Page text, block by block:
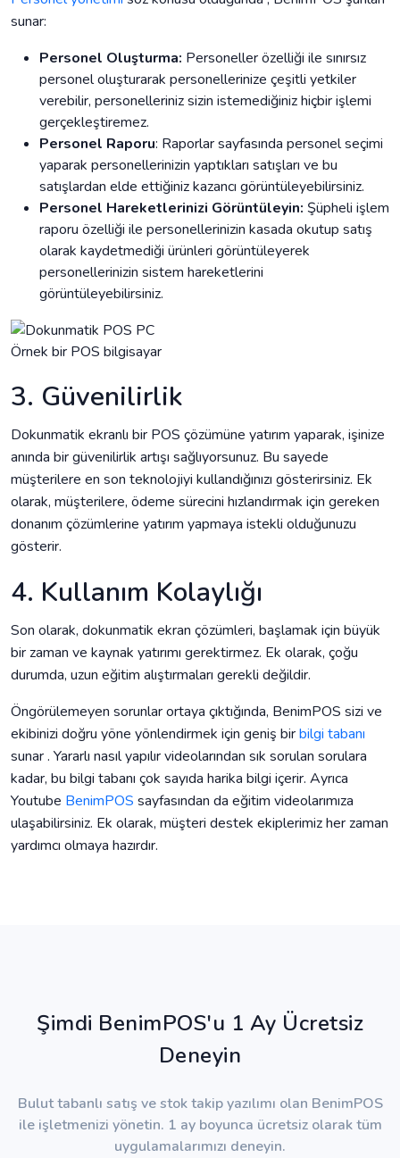
sunar:
Personel Oluşturma: Personeller özelliği ile sınırsız
personel oluşturarak personellerinize çeşitli yetkiler
verebilir, personelleriniz sizin istemediğiniz hiçbir işlemi
gerçekleştiremez.
Personel Raporu: Raporlar sayfasında personel seçimi
yaparak personellerinizin yaptıkları satışları ve bu
satışlardan elde ettiğiniz kazancı görüntüleyebilirsiniz.
Personel Hareketlerinizi Görüntüleyin: Şüpheli işlem
raporu özelliği ile personellerinizin kasada okutup satış
olarak kaydetmediği ürünleri görüntüleyerek
personellerinizin sistem hareketlerini
görüntüleyebilirsiniz.
Örnek bir POS bilgisayar
3. Güvenilirlik
Dokunmatik ekranlı bir POS çözümüne yatırım yaparak, işinize
anında bir güvenilirlik artışı sağlıyorsunuz. Bu sayede
müşterilere en son teknolojiyi kullandığınızı gösterirsiniz. Ek
olarak, müşterilere, ödeme sürecini hızlandırmak için gereken
donanım çözümlerine yatırım yapmaya istekli olduğunuzu
gösterir.
4. Kullanım Kolaylığı
Son olarak, dokunmatik ekran çözümleri, başlamak için büyük
bir zaman ve kaynak yatırımı gerektirmez. Ek olarak, çoğu
durumda, uzun eğitim alıştırmaları gerekli değildir.
Öngörülemeyen sorunlar ortaya çıktığında, BenimPOS sizi ve
ekibinizi doğru yöne yönlendirmek için geniş birbilgi tabanı
sunar . Yararlı nasıl yapılır videolarından sık sorulan sorulara
kadar, bu bilgi tabanı çok sayıda harika bilgi içerir. Ayrıca
Youtube BenimPOS sayfasından da eğitim videolarımıza
ulaşabilirsiniz. Ek olarak, müşteri destek ekiplerimiz her zaman
yardımcı olmaya hazırdır.
Şimdi BenimPOS'u 1 Ay Ücretsiz
Deneyin
Bulut tabanlı satış ve stok takip yazılımı olan BenimPOS
ile işletmenizi yönetin. 1 ay boyunca ücretsiz olarak tüm
uygulamalarımızı deneyin.